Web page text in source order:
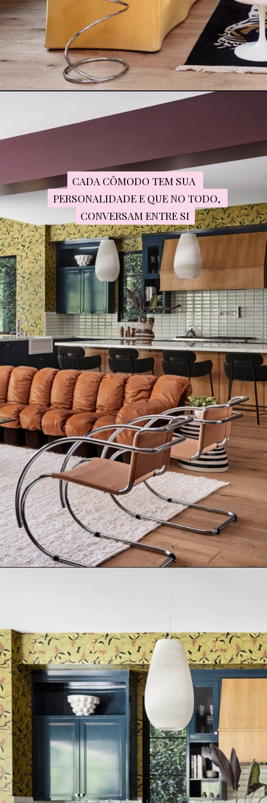
CADA CÔMODO TEM SUA
PERSONALIDADE E QUE NO TODO,
CONVERSAM ENTRE SI
CADA CÔMODO TEM SUA
PERSONALIDADE E QUE NO TODO,
CONVERSAM ENTRE SI